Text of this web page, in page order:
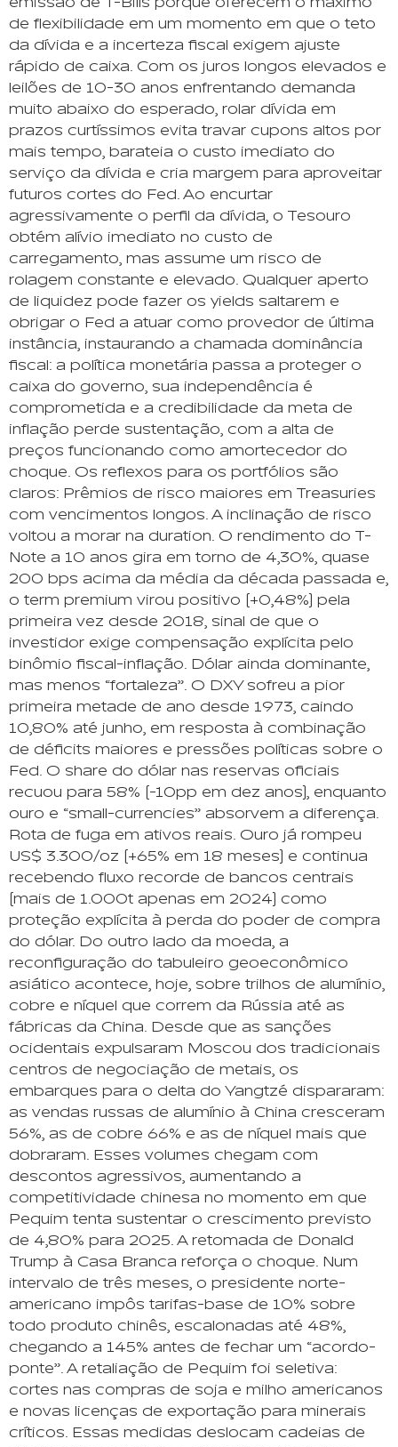
de flexibilidade em um momento em que o teto
da dívida e a incerteza fiscal exigem ajuste
rápido de caixa. Com os juros longos elevados e
leilões de 10-30 anos enfrentando demanda
muito abaixo do esperado, rolar dívida em
prazos curtíssimos evita travar cupons altos por
mais tempo, barateia o custo imediato do
serviço da dívida e cria margem para aproveitar
futuros cortes do Fed. Ao encurtar
agressivamente o perfil da dívida, o Tesouro
obtém alívio imediato no custo de
carregamento, mas assume um risco de
rolagem constante e elevado. Qualquer aperto
de liquidez pode fazer os yields saltarem e
obrigar o Fed a atuar como provedor de última
instância, instaurando a chamada dominância
fiscal: a política monetária passa a proteger o
caixa do governo, sua independência é
comprometida e a credibilidade da meta de
inflação perde sustentação, com a alta de
preços funcionando como amortecedor do
choque. Os reflexos para os portfólios são
claros: Prêmios de risco maiores em Treasuries
com vencimentos longos. A inclinação de risco
voltou a morar na duration. O rendimento do T-
Note a 10 anos gira em torno de 4,30%, quase
200 bps acima da média da década passada e,
o term premium virou positivo (+0,48%) pela
primeira vez desde 2018, sinal de que o
investidor exige compensação explícita pelo
binômio fiscal-inflação. Dólar ainda dominante,
mas menos “fortaleza”. O DXY sofreu a pior
primeira metade de ano desde 1973, caindo
10,80% até junho, em resposta à combinação
de déficits maiores e pressões políticas sobre o
Fed. O share do dólar nas reservas oficiais
recuou para 58% (-10pp em dez anos), enquanto
ouro e “small-currencies” absorvem a diferença.
Rota de fuga em ativos reais. Ouro já rompeu
US$ 3.300/oz (+65% em 18 meses) e continua
recebendo fluxo recorde de bancos centrais
(mais de 1.000t apenas em 2024) como
proteção explícita à perda do poder de compra
do dólar. Do outro lado da moeda, a
reconfiguração do tabuleiro geoeconômico
asiático acontece, hoje, sobre trilhos de alumínio,
cobre e níquel que correm da Rússia até as
fábricas da China. Desde que as sanções
ocidentais expulsaram Moscou dos tradicionais
centros de negociação de metais, os
embarques para o delta do Yangtzé dispararam:
as vendas russas de alumínio à China cresceram
56%, as de cobre 66% e as de níquel mais que
dobraram. Esses volumes chegam com
descontos agressivos, aumentando a
competitividade chinesa no momento em que
Pequim tenta sustentar o crescimento previsto
de 4,80% para 2025. A retomada de Donald
Trump à Casa Branca reforça o choque. Num
intervalo de três meses, o presidente norte-
americano impôs tarifas-base de 10% sobre
todo produto chinês, escalonadas até 48%,
chegando a 145% antes de fechar um “acordo-
ponte”. A retaliação de Pequim foi seletiva:
cortes nas compras de soja e milho americanos
e novas licenças de exportação para minerais
críticos. Essas medidas deslocam cadeias de